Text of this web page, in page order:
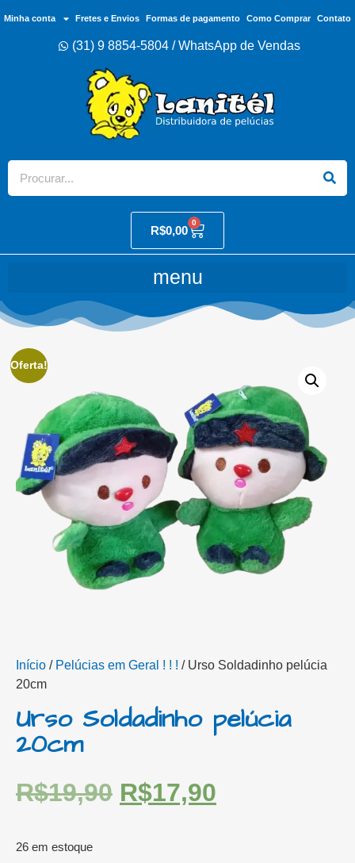
Minha conta Fretes e Envios Formas de pagamento Como Comprar Contato
(31) 9 8854-5804 / WhatsApp de Vendas
R$0,00
0
Oferta!
Início / Pelúcias em Geral ! ! ! / Urso Soldadinho pelúcia
20cm
Urso Soldadinho pelúcia
20cm
R$19,90 R$17,90
26 em estoque